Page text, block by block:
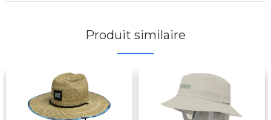
Produit similaire